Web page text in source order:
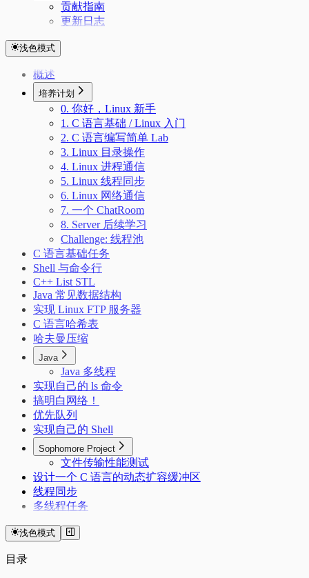
贡献指南
更新日志
浅色模式
概述
培养计划
0. 你好，Linux 新手
1. C 语言基础 / Linux 入门
2. C 语言编写简单 Lab
3. Linux 目录操作
4. Linux 进程通信
5. Linux 线程同步
6. Linux 网络通信
7. 一个 ChatRoom
8. Server 后续学习
Challenge: 线程池
C 语言基础任务
Shell 与命令行
C++ List STL
Java 常见数据结构
实现 Linux FTP 服务器
C 语言哈希表
哈夫曼压缩
Java
Java 多线程
实现自己的 ls 命令
搞明白网络！
优先队列
实现自己的 Shell
Sophomore Project
文件传输性能测试
设计一个 C 语言的动态扩容缓冲区
线程同步
多线程任务
浅色模式
目录